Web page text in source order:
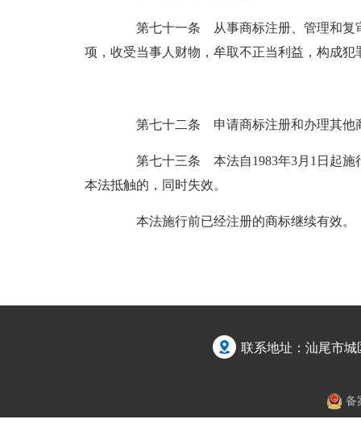
第七十一条 从事商标注册、管理和复审
项，收受当事人财物，牟取不正当利益，构成
第七十二条 申请商标注册和办理其他商
第七十三条 本法自1983年3月1日起施行
本法抵触的，同时失效。
本法施行前已经注册的商标继续有效。
联系地址：汕尾市
备